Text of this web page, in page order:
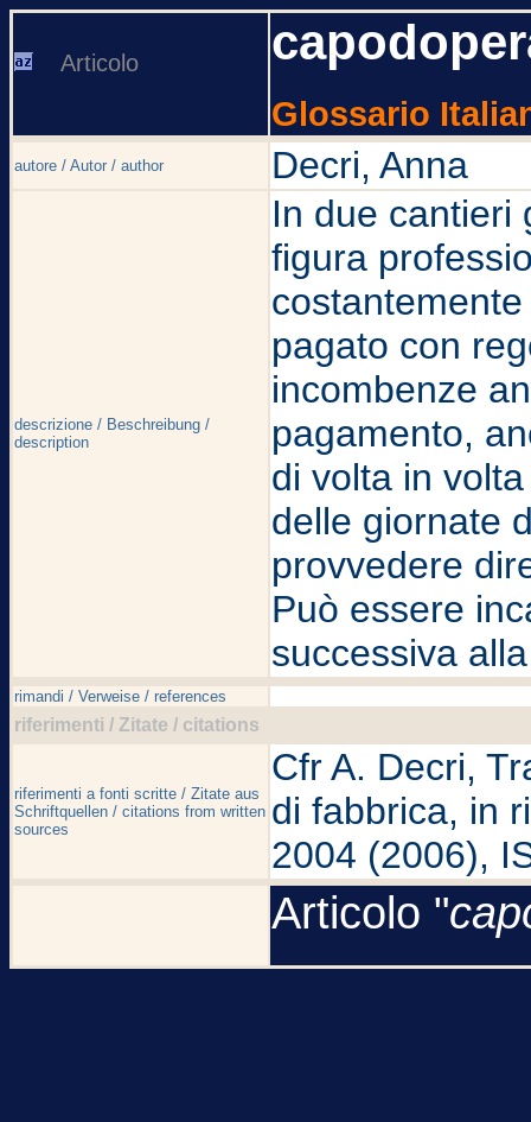
Articolo
Glossario
autore / Autor / author Decri, Anna
descrizione / Beschreibung /
description
In due cantieri
figura
pagato con
incombenze
pagamento,
di volta in
delle giornate
provvedere
Può essere
successiva
rimandi / Verweise / references
riferimenti / Zitate / citations
riferimenti a fonti scritte / Zitate aus
Schriftquellen / citations from written
sources
Cfr A. Decri,
di fabbrica, in
2004 (2006),
Articolo "